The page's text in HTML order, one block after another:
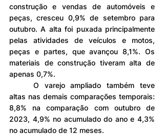
construção e vendas de automóveis e
peças, cresceu 0,9% de setembro para
outubro. A alta foi puxada principalmente
pelas atividades de veículos e motos,
peças e partes, que avançou 8,1%. Os
materiais de construção tiveram alta de
apenas 0,7%.
altas nas demais comparações temporais:
8,8% na comparação com outubro de
2023, 4,9% no acumulado do ano e 4,3%
no acumulado de 12 meses.